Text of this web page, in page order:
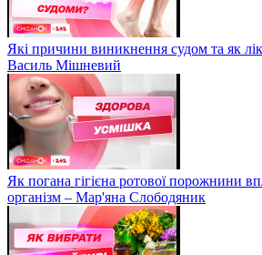
Які причини виникнення судом та як
Василь Мішневий
Як погана гігієна ротової порожнини
організм – Мар'яна Слободяник